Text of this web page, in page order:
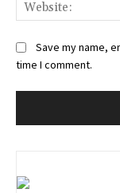
Save my name,
time I comment.